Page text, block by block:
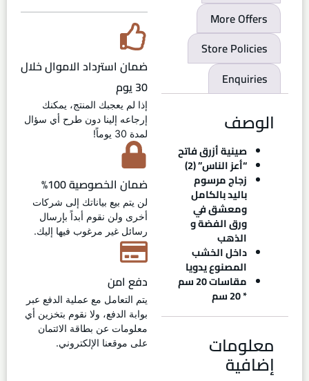
More Offers
Store Policies
Enquiries
الوصف
صينية أزرق فاتح
“أعز الناس” (2)
زجاج مرسوم
باليد بالكامل
ومعشق في
ورق الفضة و
الذهب
داخل الخشب
المصنوع يدويا
مقاسات 20 سم
* 20 سم
معلومات
إضافية
ضمان استرداد الاموال خلال
30 يوم
إذا لم يعجبك المنتج، يمكنك
إرجاعه إلينا دون طرح أي سؤال
لمدة 30 يوماً!
ضمان الخصوصية 100%
لن يتم بيع بياناتك إلى شركات
أخرى ولن نقوم أبداً بإرسال
رسائل غير مرغوب فيها إليك.
دفع امن
يتم التعامل مع عملية الدفع عبر
بوابة الدفع، ولا نقوم بتخزين أي
معلومات عن بطاقة الائتمان
على موقعنا الإلكتروني.